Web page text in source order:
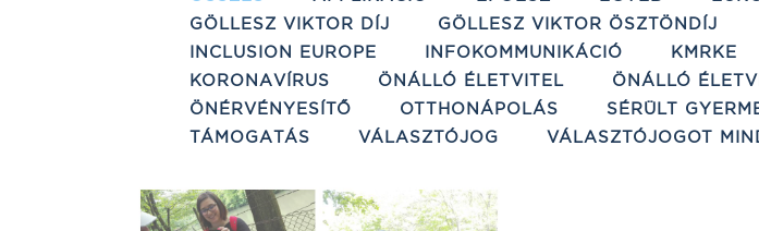
GÖLLESZ VIKTOR DÍJ
GÖLLESZ VIKTOR ÖSZTÖNDÍJ
INCLUSION EUROPE
INFOKOMMUNIKÁCIÓ KMRKE
KORONAVÍRUS
ÖNÁLLÓ ÉLETVITEL ÖNÁLLÓ
ÖNÉRVÉNYESÍTŐ
OTTHONÁPOLÁS SÉRÜLT
TÁMOGATÁS
VÁLASZTÓJOG VÁLASZTÓJOGOT